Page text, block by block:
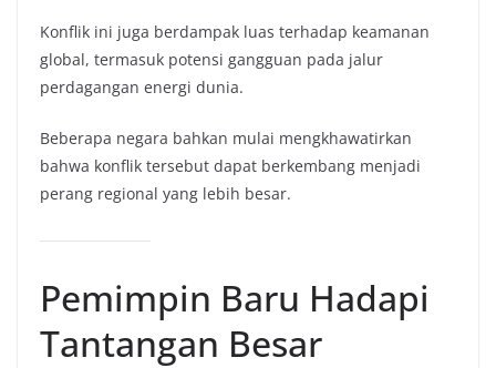
Konflik ini juga berdampak luas terhadap keamanan
global, termasuk potensi gangguan pada jalur
perdagangan energi dunia.
Beberapa negara bahkan mulai mengkhawatirkan
bahwa konflik tersebut dapat berkembang menjadi
perang regional yang lebih besar.
Pemimpin Baru Hadapi
Tantangan Besar